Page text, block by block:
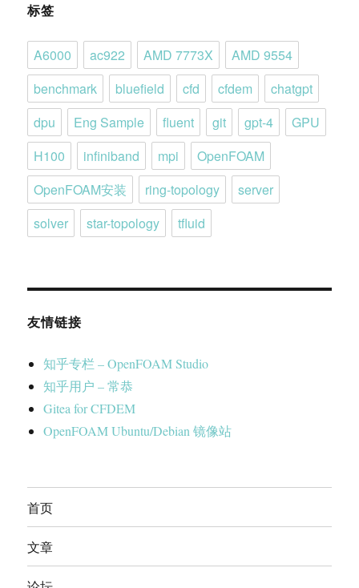
标签
A6000 ac922 AMD 7773X
AMD 9554
benchmark
bluefield cfd cfdem
chatgpt
dpu
Eng Sample fluent git gpt-4
GPU
H100
infiniband mpi
OpenFOAM
OpenFOAM安装
ring-topology
server
solver
star-topology tfluid
友情链接
知乎专栏 – OpenFOAM Studio
知乎用户 – 常恭
Gitea for CFDEM
OpenFOAM Ubuntu/Debian 镜像站
首页
文章